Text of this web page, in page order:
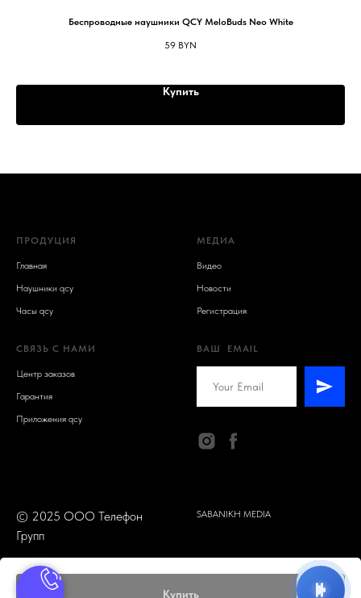
Купить
Беспроводные наушники QCY MeloBuds Neo White
59 BYN
Купить
ПРОДУЦИЯ
Главная
Наушники qcy
Часы qcy
МЕДИА
Видео
Новости
Регистрация
СВЯЗЬ С НАМИ
Центр заказов
Гарантия
Приложения qcy
ВАШ EMAIL
© 2025 ООО Телефон
Групп
SABANIKH MEDIA